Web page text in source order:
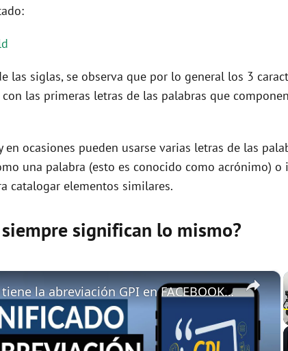
las siglas, se observa que por lo general los 3
las primeras letras de las palabras que
en ocasiones pueden usarse varias letras de las
una palabra (esto es conocido como acrónimo) o
catalogar elementos similares.
significan lo mismo?
×
¿Qué significado tiene la abreviación GPI en FACEBOOK? - Redes sociales